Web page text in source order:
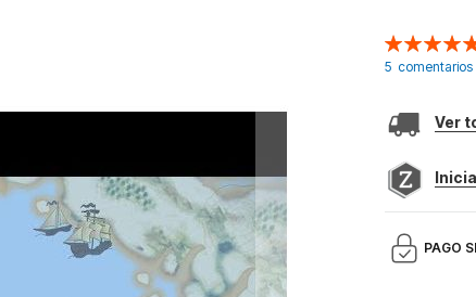
Valoración:
100
% of100
5 comentarios
Ver
PAGO